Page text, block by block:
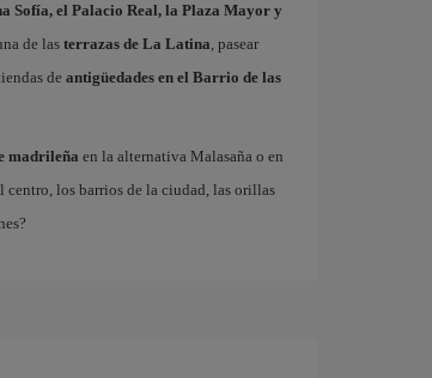
Sofía, el Palacio Real, la Plaza Mayor y
de lasterrazas de La Latina, pasear
de antigüedades en el Barrio de las
madrileña en la alternativa Malasaña o en
los barrios de la ciudad, las orillas